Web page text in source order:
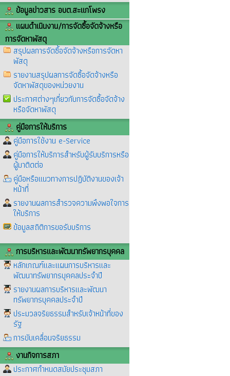
ข้อมูลข่าวสาร อบต.สะแกโพรง
แผนดำเนินงาน/การจัดซื้อจัดจ้างหรือ
การจัดหาพัสดุ
สรุปผลการจัดซื้อจัดจ้างหรือการจัดหา
พัสดุ
รายงานสรุปผลการจัดซื้อจัดจ้างหรือ
จัดหาพัสดุของหน่วยงาน
ประกาศต่างๆเกี่ยวกับการจัดซื้อจัดจ้าง
หรือจัดหาพัสดุ
คู่มือการให้บริการ
คู่มือการใช้งาน e-Service
คู่มือการให้บริการสำหรับผู้รับบริการหรือ
ผู้มาติดต่อ
คู่มือหรือแนวทางการปฏิบัติงานของเจ้า
หน้าที่
รายงานผลการสำรวจความพึงพอใจการ
ให้บริการ
ข้อมูลสถิติการขอรับบริการ
การบริหารและพัฒนาทรัพยากรบุคคล
หลักเกณฑ์และแผนการบริหารและ
พัฒนาทรัพยากรบุคคลประจำปี
รายงานผลการบริหารและพัฒนา
ทรัพยากรบุคคลประจำปี
ประมวลจริยธรรมสำหรับเจ้าหน้าที่ของ
รัฐ
การขับเคลื่อนจริยธรรม
งานกิจการสภา
ประกาศกำหนดสมัยประชุมสภา